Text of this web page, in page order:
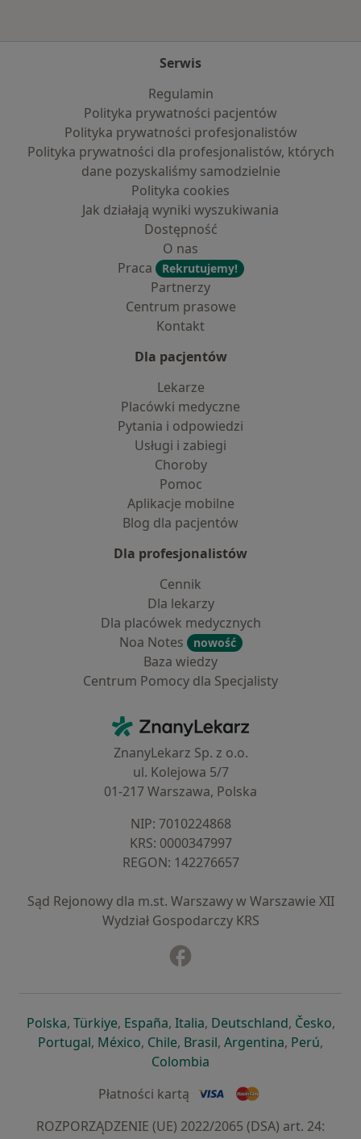
Serwis
Regulamin
Polityka prywatności pacjentów
Polityka prywatności profesjonalistów
Polityka prywatności dla profesjonalistów, których
dane pozyskaliśmy samodzielnie
Polityka cookies
Jak działają wyniki wyszukiwania
Dostępność
O nas
Praca
Rekrutujemy!
Partnerzy
Centrum prasowe
Kontakt
Dla pacjentów
Lekarze
Placówki medyczne
Pytania i odpowiedzi
Usługi i zabiegi
Choroby
Pomoc
Aplikacje mobilne
Blog dla pacjentów
Dla profesjonalistów
Cennik
Dla lekarzy
Dla placówek medycznych
Noa Notes
nowość
Baza wiedzy
Centrum Pomocy dla Specjalisty
ZnanyLekarz - Strona główna
ZnanyLekarz Sp. z o.o.
ul. Kolejowa 5/7
01-217 Warszawa, Polska
NIP: ⁠7010224868
KRS: ⁠0000347997
REGON: ⁠142276657
Sąd Rejonowy dla m.st. Warszawy w Warszawie XII
Wydział Gospodarczy KRS
Polskaotwiera się w nowej karcie
, Türkiyeotwiera się w nowej karcie
, Españaotwiera się w nowej karcie
, Italiaotwiera się w nowej
, Deutschlandotwiera się
, Česko,
Portugalotwiera się w nowej karcie
, Méxicootwiera się w nowej karcie
, Chileotwiera się w nowej karcie
, Brasilotwiera się w nowej
, Argentinaotwiera się
, Perú,
Colombia
Płatności kartą
ROZPORZĄDZENIE (UE) 2022/2065 (DSA) art. 24: